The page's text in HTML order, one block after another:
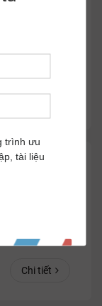
trình ưu
tài liệu
#91
Chi tiết